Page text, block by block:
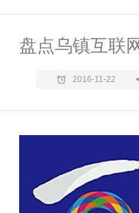
盘点乌镇互联
2016-11-22